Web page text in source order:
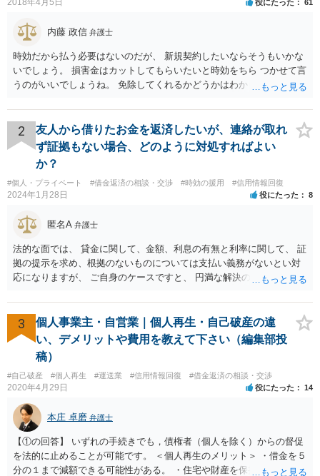
役にたった 61
内藤 政信 弁護士
時効だから払う必要はないのだが、 新規契約したいならそうもいかな
いでしょう。 損害金はカットしてもらいたいと時効をちら つかせて言
うのがいいでしょうね。 免除してくれるかどうかはわかりませんが。
2
友人から借りたお金を返済したいが、連絡が取れ
ず証拠もない場合、どのように対処すればよい
か？
#個人・プライベート #借金返済の相談・交渉 #時効の援用 #信用情報回復
2024年1月28日 役にたった 8
匿名A 弁護士
法的な面では、 貸金に関して、金額、利息の有無と利率に関して、 証
拠の提示を求め、根拠のないものについては支払い義務がないとい対
応になりますが、 ご自身のケースですと、 円満な解決のため、一定程
けではありません）。 何某かの主張をされた場合、あらためて弁護士
に相談されるという形でよいかと思います。
3
個人事業主・自営業｜個人再生・自己破産の違
い、デメリットや費用を教えて下さい（編集部投
稿）
#自己破産 #個人再生 #運送業 #信用情報回復 #借金返済の相談・交渉
2020年4月29日 役にたった 14
本庄 卓磨 弁護士
【①の回答】 いずれの手続きでも，債権者（個人を除く）からの督促
を法的に止めることが可能です。 ＜個人再生のメリット＞ ・借金を５
分の１まで減額できる可能性がある。 ・住宅や財産を保持できる（た